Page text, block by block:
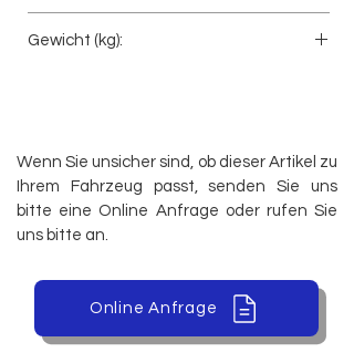
Gewicht (kg):
Wenn Sie unsicher sind, ob dieser Artikel zu
Ihrem Fahrzeug passt, senden Sie uns
bitte eine Online Anfrage oder rufen Sie
uns bitte an.
Online Anfrage